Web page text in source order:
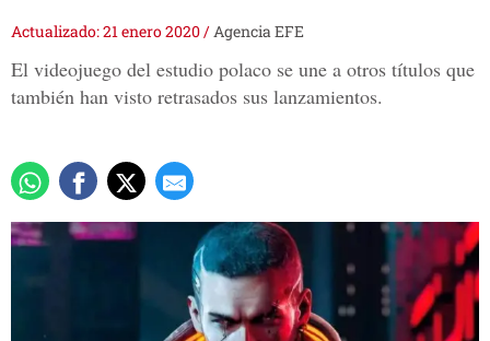
Actualizado: 21 enero 2020/Agencia EFE
El videojuego del estudio polaco se une a otros títulos que
también han visto retrasados sus lanzamientos.